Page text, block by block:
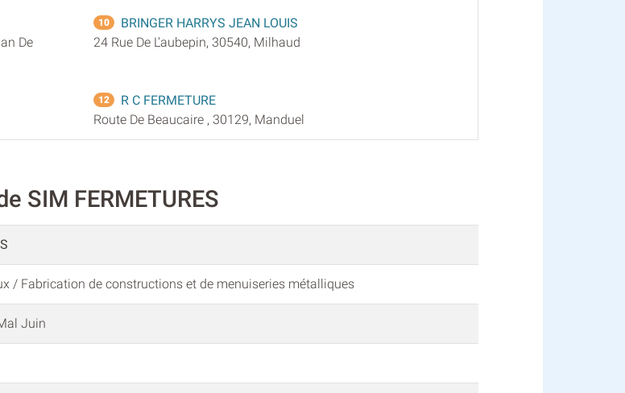
De
10
BRINGER HARRYS JEAN LOUIS
24 Rue De L'aubepin, 30540, Milhaud
12
R C FERMETURE
Route De Beaucaire , 30129, Manduel
SIM FERMETURES
/ Fabrication de constructions et de menuiseries métalliques
Juin